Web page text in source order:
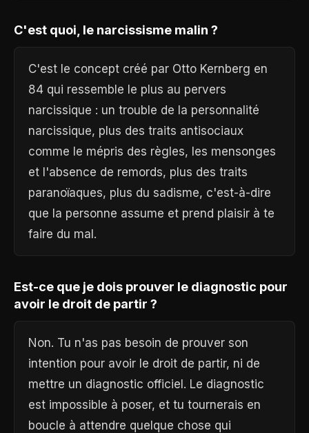
C'est quoi, le narcissisme malin ?
C'est le concept créé par Otto Kernberg en
84 qui ressemble le plus au pervers
narcissique : un trouble de la personnalité
narcissique, plus des traits antisociaux
comme le mépris des règles, les mensonges
et l'absence de remords, plus des traits
paranoïaques, plus du sadisme, c'est-à-dire
que la personne assume et prend plaisir à te
faire du mal.
Est-ce que je dois prouver le diagnostic pour
avoir le droit de partir ?
Non. Tu n'as pas besoin de prouver son
intention pour avoir le droit de partir, ni de
mettre un diagnostic officiel. Le diagnostic
est impossible à poser, et tu tournerais en
boucle à attendre quelque chose qui